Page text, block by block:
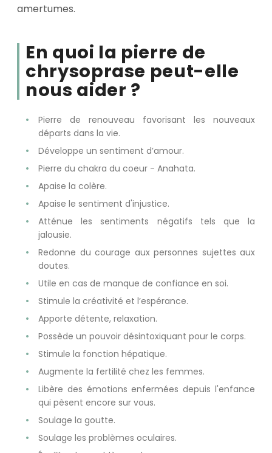
amertumes.
En quoi la pierre de
chrysoprase peut-elle
nous aider ?
Pierre de renouveau favorisant les nouveaux
départs dans la vie.
Développe un sentiment d’amour.
Pierre du chakra du coeur - Anahata.
Apaise la colère.
Apaise le sentiment d'injustice.
Atténue les sentiments négatifs tels que la
jalousie.
Redonne du courage aux personnes sujettes aux
doutes.
Utile en cas de manque de confiance en soi.
Stimule la créativité et l’espérance.
Apporte détente, relaxation.
Possède un pouvoir désintoxiquant pour le corps.
Stimule la fonction hépatique.
Augmente la fertilité chez les femmes.
Libère des émotions enfermées depuis l'enfance
qui pèsent encore sur vous.
Soulage la goutte.
Soulage les problèmes oculaires.